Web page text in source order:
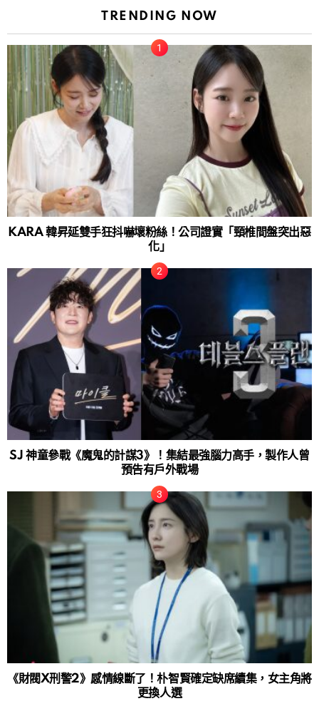
TRENDING NOW
KARA 韓昇延雙手狂抖嚇壞粉絲！公司證實「頸椎間盤突出惡
化」
SJ 神童參戰《魔鬼的計謀3》！集結最強腦力高手，製作人曾
預告有戶外戰場
《財閥X刑警2》感情線斷了！朴智賢確定缺席續集，女主角將
更換人選